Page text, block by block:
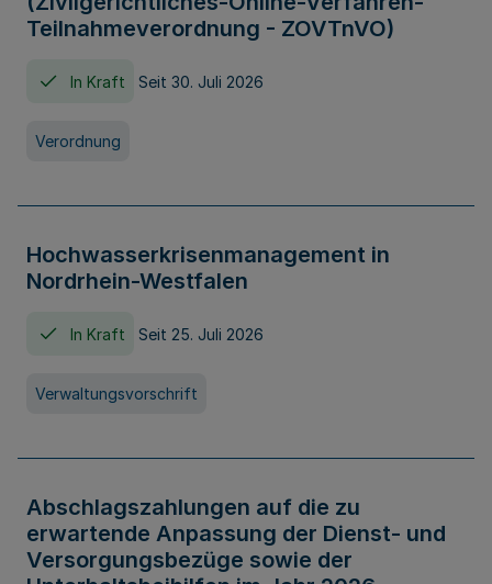
Teilnahmeverordnung - ZOVTnVO)
In Kraft Seit 30. Juli 2026
Verordnung
Hochwasserkrisenmanagement in
Nordrhein-Westfalen
In Kraft Seit 25. Juli 2026
Verwaltungsvorschrift
Abschlagszahlungen auf die zu
erwartende Anpassung der Dienst- und
Versorgungsbezüge sowie der